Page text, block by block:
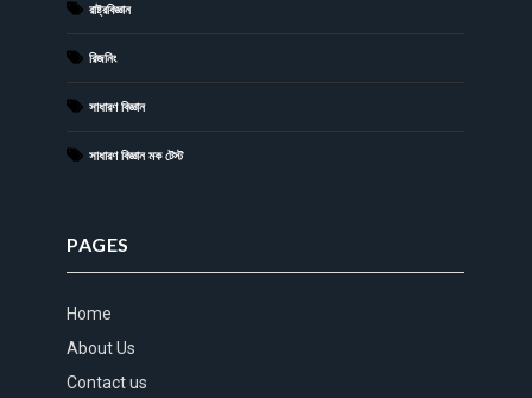
রাষ্ট্রবিজ্ঞান
রিজনিং
সাধারণ বিজ্ঞান
সাধারণ বিজ্ঞান মক টেস্ট
PAGES
Home
About Us
Contact us